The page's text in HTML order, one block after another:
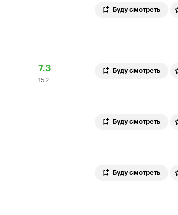
— Буду смотреть
Рейтинг
Кинопоиска
7.3
152
оценки
152
Буду смотреть
— Буду смотреть
— Буду смотреть